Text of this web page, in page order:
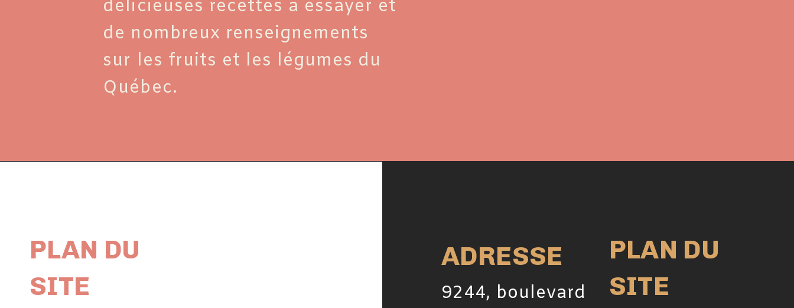
délicieuses recettes à essayer et
de nombreux renseignements
sur les fruits et les légumes du
Québec.
PLAN DU
SITE
ADRESSE
9244, boulevard
PLAN DU
SITE